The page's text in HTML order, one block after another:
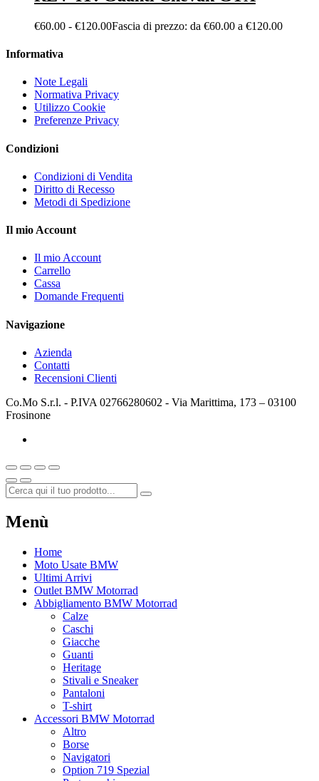
€60.00 - €120.00Fascia di prezzo: da €60.00 a €120.00
Informativa
Note Legali
Normativa Privacy
Utilizzo Cookie
Preferenze Privacy
Condizioni
Condizioni di Vendita
Diritto di Recesso
Metodi di Spedizione
Il mio Account
Il mio Account
Carrello
Cassa
Domande Frequenti
Navigazione
Azienda
Contatti
Recensioni Clienti
Co.Mo S.r.l. - P.IVA 02766280602 - Via Marittima, 173 – 03100
Frosinone
Menù
Home
Moto Usate BMW
Ultimi Arrivi
Outlet BMW Motorrad
Abbigliamento BMW Motorrad
Calze
Caschi
Giacche
Guanti
Heritage
Stivali e Sneaker
Pantaloni
T-shirt
Accessori BMW Motorrad
Altro
Borse
Navigatori
Option 719 Spezial